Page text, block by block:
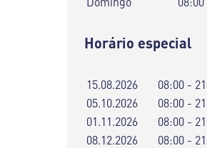
Horário especial
15.08.2026
08:00 -
05.10.2026
08:00 -
01.11.2026
08:00 -
08.12.2026
08:00 -